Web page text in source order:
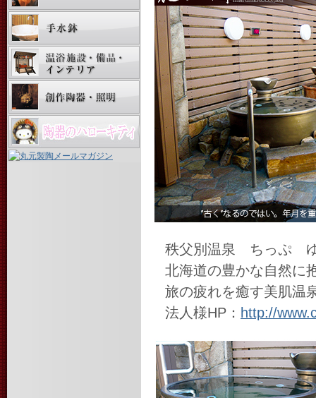
秩父別温泉 ちっぷ
北海道の豊かな自然に
旅の疲れを癒す美肌温
法人様HP： http://